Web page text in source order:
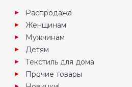
Распродажа
Женщинам
Мужчинам
Детям
Текстиль для дома
Прочие товары